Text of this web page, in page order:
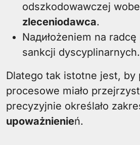
odszkodowawczej
zleceniodawca.
Nадиłożeniem na
sankcji dyscyplinarnych.
Dlatego tak istotne jest, by
procesowe miało
precyzyjnie określało
upoważnienień.